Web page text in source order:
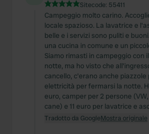
Sitecode: 55411
Campeggio molto carino.
locale spazioso. La lavatrice e
belle e i servizi sono puliti e
una cucina in comune e un
Siamo rimasti in campeggio con
notte, ma ho visto che
cancello, c'erano anche piazzole
elettricità per fermarsi la notte.
euro, camper per 2 persone
cane) e 11 euro per lavatrice e
Tradotto da GoogleMostra originale